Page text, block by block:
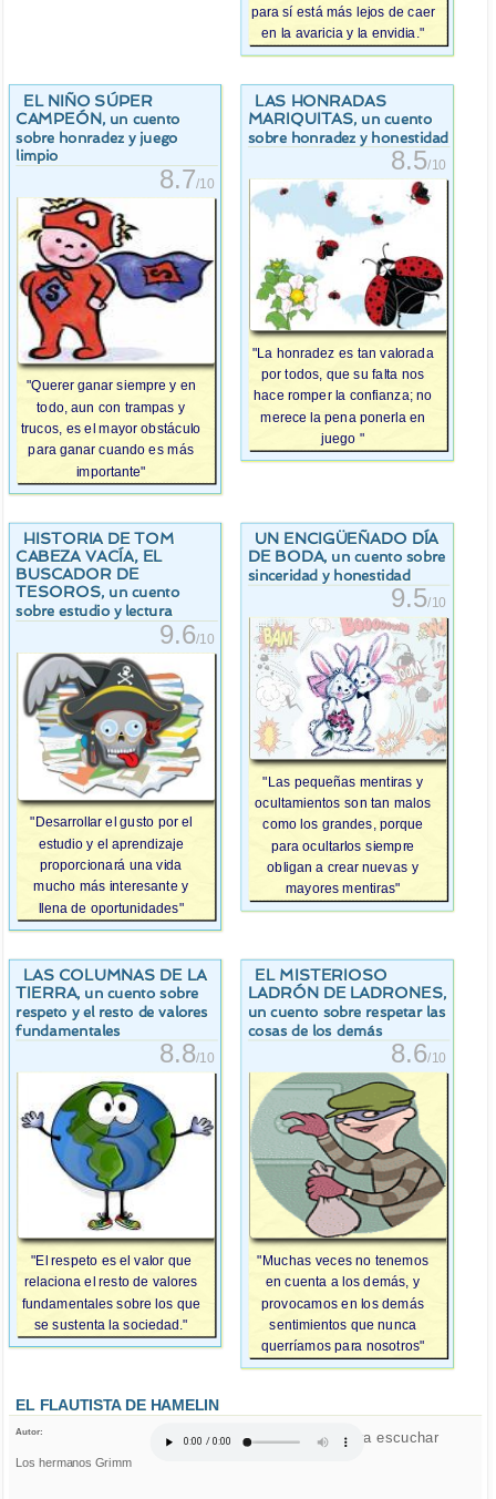
para sí está más lejos de caer
en la avaricia y la envidia."
EL NIÑO SÚPER
CAMPEÓN, un cuento
sobre honradez y juego
limpio
8.7/10
"Querer ganar siempre y en
todo, aun con trampas y
trucos, es el mayor obstáculo
para ganar cuando es más
importante"
LAS HONRADAS
MARIQUITAS, un cuento
sobre honradez y honestidad
8.5/10
"La honradez es tan valorada
por todos, que su falta nos
hace romper la confianza; no
merece la pena ponerla en
juego "
HISTORIA DE TOM
CABEZA VACÍA, EL
BUSCADOR DE
TESOROS, un cuento
sobre estudio y lectura
9.6/10
"Desarrollar el gusto por el
estudio y el aprendizaje
proporcionará una vida
mucho más interesante y
llena de oportunidades"
UN ENCIGÜEÑADO DÍA
DE BODA, un cuento sobre
sinceridad y honestidad
9.5/10
"Las pequeñas mentiras y
ocultamientos son tan malos
como los grandes, porque
para ocultarlos siempre
obligan a crear nuevas y
mayores mentiras"
LAS COLUMNAS DE LA
TIERRA, un cuento sobre
respeto y el resto de valores
fundamentales
8.8/10
"El respeto es el valor que
relaciona el resto de valores
fundamentales sobre los que
se sustenta la sociedad."
EL MISTERIOSO
LADRÓN DE LADRONES,
un cuento sobre respetar las
cosas de los demás
8.6/10
"Muchas veces no tenemos
en cuenta a los demás, y
provocamos en los demás
sentimientos que nunca
querríamos para nosotros"
EL FLAUTISTA DE HAMELIN
Click para escuchar
Autor:
Los hermanos Grimm